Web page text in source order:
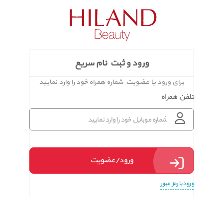
ورود و ثبت نام سریع
برای ورود یا عضویت شماره همراه خود را وارد نمایید
تلفن همراه
ورود/عضویت
ورود با رمز عبور